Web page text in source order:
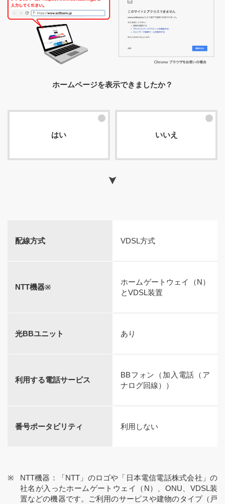
ホームページを表示できましたか？
はい いいえ
配線方式 VDSL方式
NTT機器※
ホームゲートウェイ（N）
とVDSL装置
光BBユニット あり
利用する電話サービス
BBフォン（加入電話（ア
ナログ回線））
番号ポータビリティ 利用しない
NTT機器：「NTT」のロゴや「日本電信電話株式会社」の
社名が入ったホームゲートウェイ（N）、ONU、VDSL装
置などの機器です。ご利用のサービスや建物のタイプ（戸